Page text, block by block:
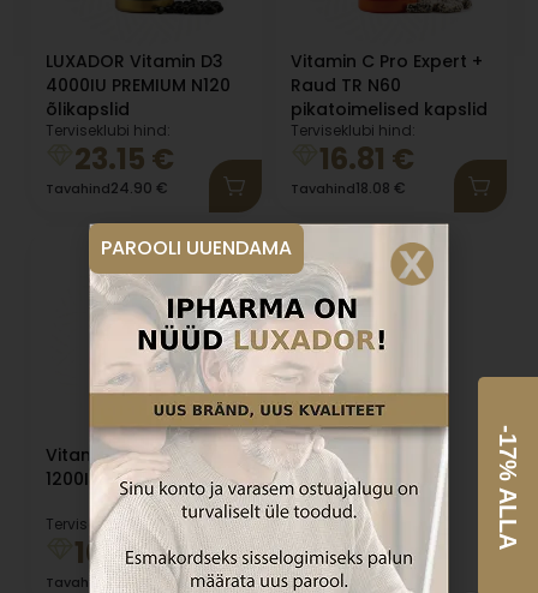
LUXADOR Vitamin D3
4000IU PREMIUM N120
õlikapslid
Terviseklubi hind:
23.15 €
Tavahind24.90 €
Vitamin C Pro Expert +
Raud TR N60
pikatoimelised kapslid
Terviseklubi hind:
16.81 €
Tavahind18.08 €
Vitamin D3 Pro Expert
1200IU N90 õlikapslid
Terviseklubi hind:
10.09€
Tavahind14.42€
-17% ALLA
PAROOLI UUENDAMA